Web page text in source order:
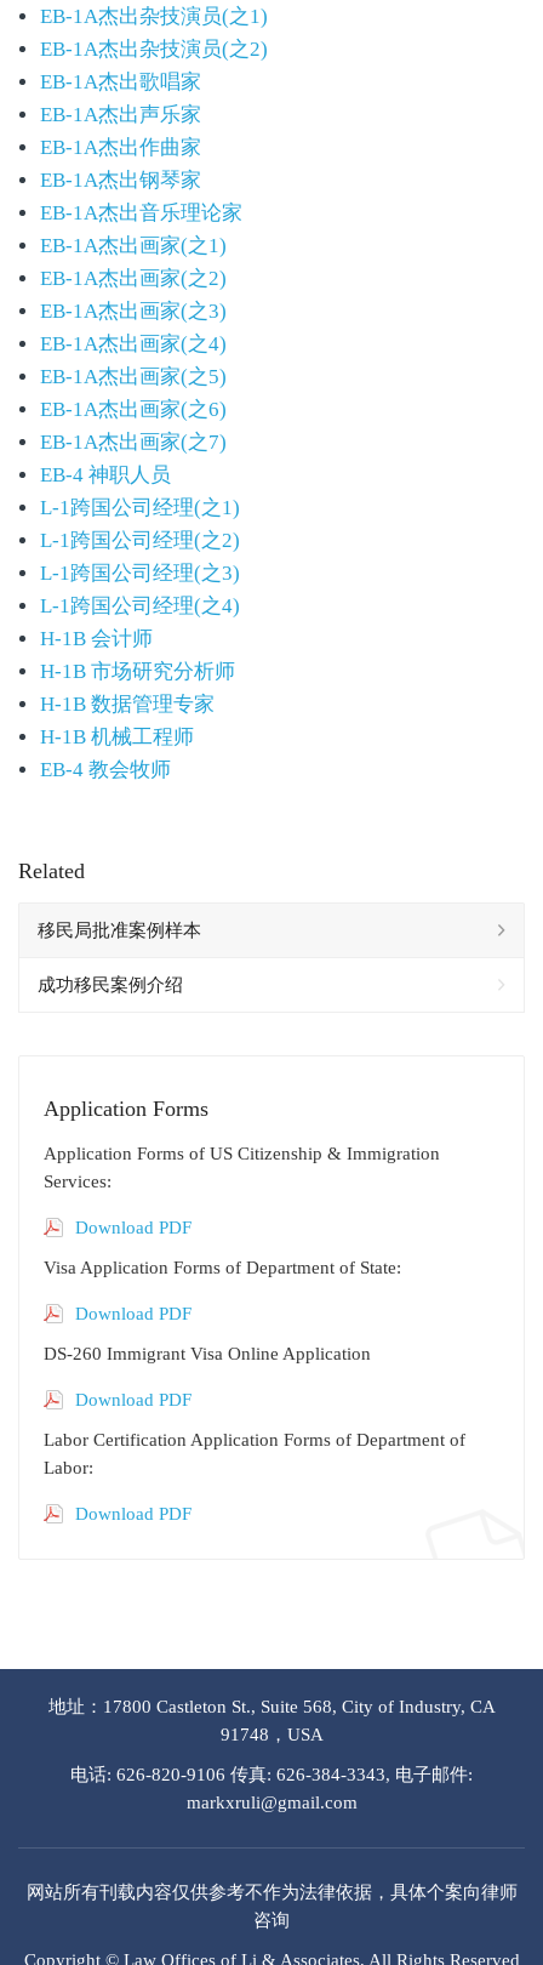
EB-1A杰出杂技演员(之1)
EB-1A杰出杂技演员(之2)
EB-1A杰出歌唱家
EB-1A杰出声乐家
EB-1A杰出作曲家
EB-1A杰出钢琴家
EB-1A杰出音乐理论家
EB-1A杰出画家(之1)
EB-1A杰出画家(之2)
EB-1A杰出画家(之3)
EB-1A杰出画家(之4)
EB-1A杰出画家(之5)
EB-1A杰出画家(之6)
EB-1A杰出画家(之7)
EB-4 神职人员
L-1跨国公司经理(之1)
L-1跨国公司经理(之2)
L-1跨国公司经理(之3)
L-1跨国公司经理(之4)
H-1B 会计师
H-1B 市场研究分析师
H-1B 数据管理专家
H-1B 机械工程师
EB-4 教会牧师
Related
移民局批准案例样本
成功移民案例介绍
Application Forms
Application Forms of US Citizenship & Immigration
Services:
Download PDF
Visa Application Forms of Department of State:
Download PDF
DS-260 Immigrant Visa Online Application
Download PDF
Labor Certification Application Forms of Department of
Labor:
Download PDF
地址：17800 Castleton St., Suite 568, City of Industry, CA
91748，USA
电话: 626-820-9106 传真: 626-384-3343, 电子邮件:
markxruli@gmail.com
网站所有刊载内容仅供参考不作为法律依据，具体个案向律师
咨询
Copyright © Law Offices of Li & Associates, All Rights Reserved